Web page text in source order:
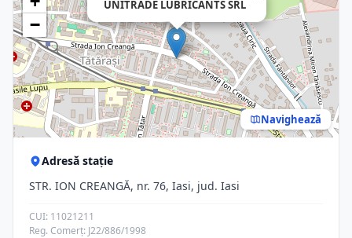
UNITRADE LUBRICANTS SRL
−
Navighează
Adresă stație
STR. ION CREANGĂ, nr. 76, Iasi, jud. Iasi
CUI: 11021211
Reg. Comerț: J22/886/1998